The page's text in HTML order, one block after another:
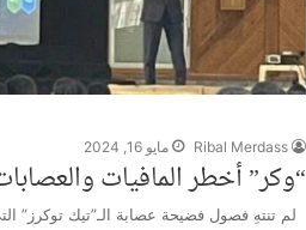
Ribal Merdass مايو 16, 2024
“وكر” أخطر المافيات
لم تنتهِ فصول فضيحة عصابة الـ”تيك توكرز”